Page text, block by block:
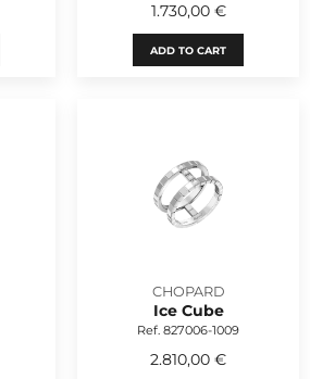
1.730,00 €
ADD TO CART
CHOPARD
Ice Cube
Ref. 827006-1009
2.810,00 €